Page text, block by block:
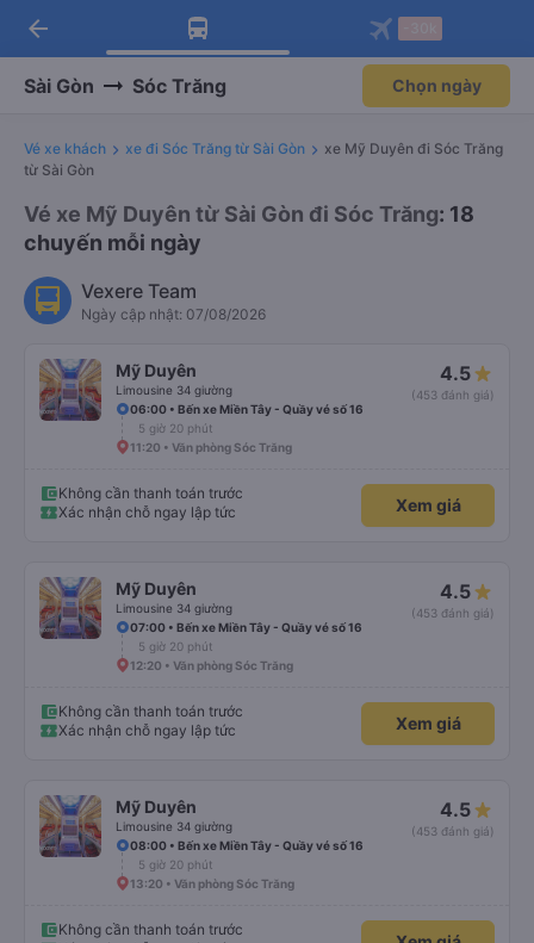
Tải app Vexere ngay!
Nhận ưu đãi thành viên độc
Mở app
Tải app Vexere
-30k/ghế khi đặt vé máy bay qua
Mở app
arrow_back
Sài Gòn Sóc Trăng Chọn ngày
Vé xe khách xe đi Sóc Trăng từ Sài Gòn
xe Mỹ Duyên đi Sóc Trăng
từ Sài Gòn
Vé xe Mỹ Duyên từ Sài Gòn đi Sóc Trăng: 18
chuyến mỗi ngày
Vexere Team
Ngày cập nhật: 07/08/2026
Mỹ Duyên
Limousine 34 giường
4.5
(453 đánh giá)
06:00 • Bến xe Miền Tây - Quầy vé số 16
5 giờ 20 phút
11:20 • Văn phòng Sóc Trăng
Không cần thanh toán trước
Xác nhận chỗ ngay lập tức
Xem giá
Mỹ Duyên
Limousine 34 giường
4.5
(453 đánh giá)
07:00 • Bến xe Miền Tây - Quầy vé số 16
5 giờ 20 phút
12:20 • Văn phòng Sóc Trăng
Không cần thanh toán trước
Xác nhận chỗ ngay lập tức
Xem giá
Mỹ Duyên
Limousine 34 giường
4.5
(453 đánh giá)
08:00 • Bến xe Miền Tây - Quầy vé số 16
5 giờ 20 phút
13:20 • Văn phòng Sóc Trăng
Không cần thanh toán trước